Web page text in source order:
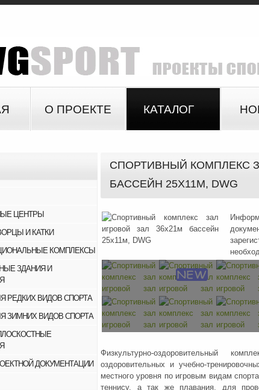
О ПРОЕКТЕ КАТАЛОГ
ЦЕНТРЫ
И КАТКИ
КОМПЛЕКСЫ
ЗДАНИЯ И
РЕДКИХ ВИДОВ СПОРТА
ЗИМНИХ ВИДОВ СПОРТА
ДОКУМЕНТАЦИИ
СПОРТИВНЫЙ КОМПЛЕКС
БАССЕЙН 25Х11М, DWG
Физкультурно-оздоровительный
оздоровительных и учебно-
местного уровня по игровым видам
теннису, а так же плавания, для